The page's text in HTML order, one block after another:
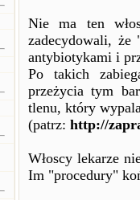
Nie ma ten
zadecydowali,
antybiotykami i
Po takich
przeżycia tym
tlenu, który
(patrz: http://
Włoscy lekarze
Im "procedury"